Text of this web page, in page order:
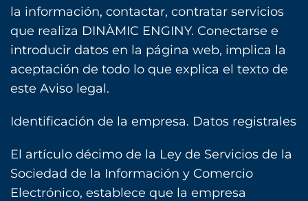
la información, contactar, contratar servicios
que realiza DINÀMIC ENGINY. Conectarse e
introducir datos en la página web, implica la
aceptación de todo lo que explica el texto de
este Aviso legal.
Identificación de la empresa. Datos registrales
El artículo décimo de la Ley de Servicios de la
Sociedad de la Información y Comercio
Electrónico, establece que la empresa